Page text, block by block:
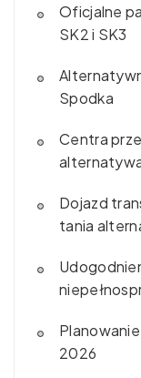
Oficjalne
SK2 i SK3
Spodka
Centra
Dojazd
tania
2026